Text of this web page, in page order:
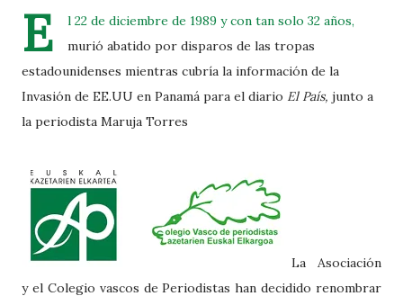
E
l 22 de diciembre de 1989 y con tan solo 32 años,
murió abatido por disparos de las tropas
estadounidenses mientras cubría la información de la
Invasión de EE.UU en Panamá para el diario El País, junto a
la periodista Maruja Torres
La Asociación
y el Colegio vascos de Periodistas han decidido renombrar